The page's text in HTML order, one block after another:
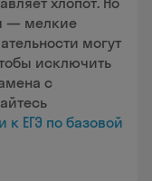
— мелкие
могут
исключить
с
к ЕГЭ по базовой